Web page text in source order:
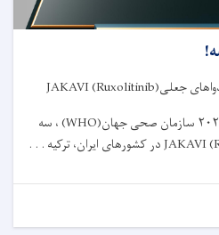
جعلیJAKAVI (Ruxolitinib)
سازمان صحی جهان(WHO)، سه
JAKAVIدر کشورهای ایران، ترکیه . . .